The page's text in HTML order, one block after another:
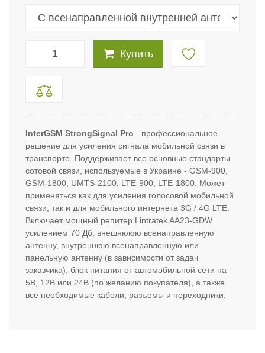
Купить
InterGSM StrongSignal Pro - профессиональное
решение для усиления сигнала мобильной связи в
транспорте. Поддерживает все основные стандарты
сотовой связи, используемые в Украине - GSM-900,
GSM-1800, UMTS-2100, LTE-900, LTE-1800. Может
применяться как для усиления голосовой мобильной
связи, так и для мобильного интернета 3G / 4G LTE.
Включает мощный репитер Lintratek AA23-GDW
усилением 70 Дб, внешнююю всенаправленную
антенну, внутреннюю всенаправленную или
панельную антенну (в зависимости от задач
заказчика), блок питания от автомобильной сети на
5В, 12В или 24В (по желанию покупателя), а также
все необходимые кабели, разъемы и переходники.